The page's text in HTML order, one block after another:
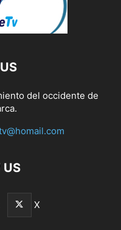
del occidente de
US
X